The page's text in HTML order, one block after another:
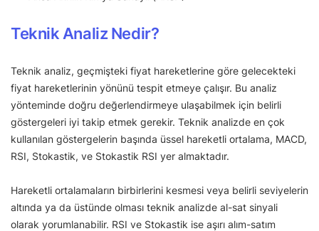
Teknik Analiz Nedir?
Teknik analiz, geçmişteki fiyat hareketlerine göre gelecekteki
fiyat hareketlerinin yönünü tespit etmeye çalışır. Bu analiz
yönteminde doğru değerlendirmeye ulaşabilmek için belirli
göstergeleri iyi takip etmek gerekir. Teknik analizde en çok
kullanılan göstergelerin başında üssel hareketli ortalama, MACD,
RSI, Stokastik, ve Stokastik RSI yer almaktadır.
Hareketli ortalamaların birbirlerini kesmesi veya belirli seviyelerin
altında ya da üstünde olması teknik analizde al-sat sinyali
olarak yorumlanabilir. RSI ve Stokastik ise aşırı alım-satım